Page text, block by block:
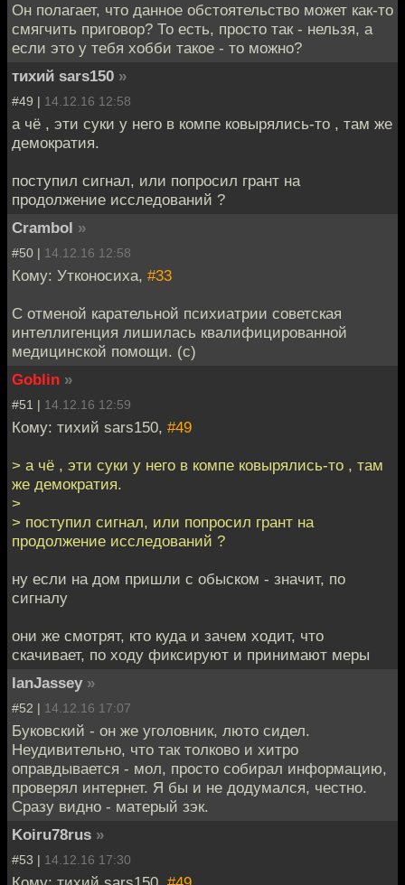
Он полагает, что данное обстоятельство может как-то
смягчить приговор? То есть, просто так - нельзя, а
если это у тебя хобби такое - то можно?
тихий sars150 »
#49 | 14.12.16 12:58
а чё , эти суки у него в компе ковырялись-то , там же
демократия.
поступил сигнал, или попросил грант на
продолжение исследований ?
Crambol »
#50 | 14.12.16 12:58
Кому: Утконосиха, #33
С отменой карательной психиатрии советская
интеллигенция лишилась квалифицированной
медицинской помощи. (с)
Goblin »
#51 | 14.12.16 12:59
Кому: тихий sars150, #49
> а чё , эти суки у него в компе ковырялись-то , там
же демократия.
>
> поступил сигнал, или попросил грант на
продолжение исследований ?
ну если на дом пришли с обыском - значит, по
сигналу
они же смотрят, кто куда и зачем ходит, что
скачивает, по ходу фиксируют и принимают меры
IanJassey »
#52 | 14.12.16 17:07
Буковский - он же уголовник, люто сидел.
Неудивительно, что так толково и хитро
оправдывается - мол, просто собирал информацию,
проверял интернет. Я бы и не додумался, честно.
Сразу видно - матерый зэк.
Koiru78rus »
#53 | 14.12.16 17:30